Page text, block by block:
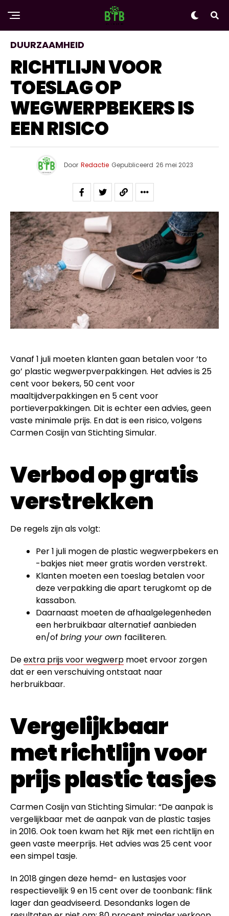
DUURZAAMHEID
RICHTLIJN VOOR
TOESLAG OP
WEGWERPBEKERS IS
EEN RISICO
Door Redactie Gepubliceerd 26 mei 2023
Vanaf 1 juli moeten klanten gaan betalen voor ‘to
go’ plastic wegwerpverpakkingen. Het advies is 25
cent voor bekers, 50 cent voor
maaltijdverpakkingen en 5 cent voor
portieverpakkingen. Dit is echter een advies, geen
vaste minimale prijs. En dat is een risico, volgens
Carmen Cosijn van Stichting Simular.
Verbod op gratis
verstrekken
De regels zijn als volgt:
Per 1 juli mogen de plastic wegwerpbekers en
-bakjes niet meer gratis worden verstrekt.
Klanten moeten een toeslag betalen voor
deze verpakking die apart terugkomt op de
kassabon.
Daarnaast moeten de afhaalgelegenheden
een herbruikbaar alternatief aanbieden
en/of bring your own faciliteren.
Deextra prijs voor wegwerp moet ervoor zorgen
dat er een verschuiving ontstaat naar
herbruikbaar.
Vergelijkbaar
met richtlijn voor
prijs plastic tasjes
Carmen Cosijn van Stichting Simular: “De aanpak is
vergelijkbaar met de aanpak van de plastic tasjes
in 2016. Ook toen kwam het Rijk met een richtlijn en
geen vaste meerprijs. Het advies was 25 cent voor
een simpel tasje.
In 2018 gingen deze hemd- en lustasjes voor
respectievelijk 9 en 15 cent over de toonbank: flink
lager dan geadviseerd. Desondanks logen de